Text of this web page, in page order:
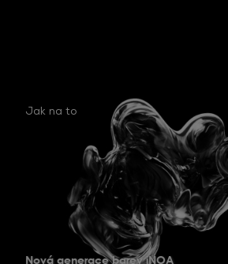
Jak na to
Nová generace barev iNOA